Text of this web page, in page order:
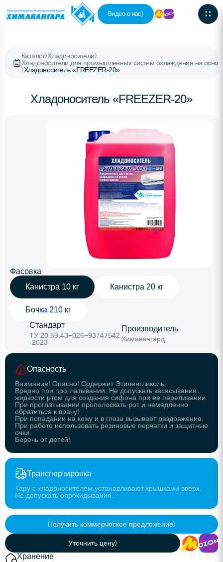
Видео о нас
Каталог Хладоносители
Хладоносители для промышленных систем охлаждения на
Хладоноситель «FREEZER-20»
Хладоноситель «FREEZER-20»
Фасовка
Канистра 10 кг
Канистра 20 кг
Бочка 210 кг
Стандарт
ТУ 20.59.43−026−93747542
-2023
Производитель
Химавангард
Опасность
Внимание! Опасно! Содержит Этиленгликоль.
Вредно при проглатывании. Не допускать засасывания
жидкости ртом для создания сифона при ее переливании.
При проглатывании прополоскать рот и немедленно
обратиться к врачу!
При попадании на кожу и в глаза вызывает раздражение.
При работе использовать резиновые перчатки и защитные
очки.
Беречь от детей!
Транспортировка
Тару с хладоносителем устанавливают крышками вверх.
Не допускать опрокидывания.
Получить коммерческое предложение
Уточнить цену
Хранение